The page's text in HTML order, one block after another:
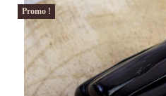
Promo !